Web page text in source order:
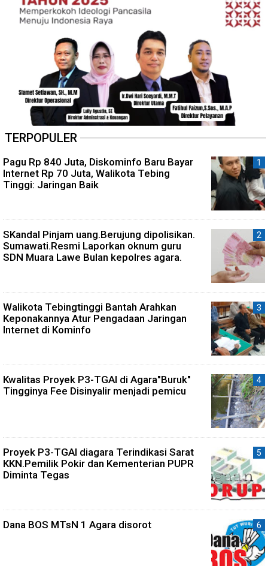
TERPOPULER
Pagu Rp 840 Juta, Diskominfo Baru Bayar
Internet Rp 70 Juta, Walikota Tebing
Tinggi: Jaringan Baik
SKandal Pinjam uang.Berujung dipolisikan.
Sumawati.Resmi Laporkan oknum guru
SDN Muara Lawe Bulan kepolres agara.
Walikota Tebingtinggi Bantah Arahkan
Keponakannya Atur Pengadaan Jaringan
Internet di Kominfo
Kwalitas Proyek P3-TGAI di Agara"Buruk"
Tingginya Fee Disinyalir menjadi pemicu
Proyek P3-TGAI diagara Terindikasi Sarat
KKN.Pemilik Pokir dan Kementerian PUPR
Diminta Tegas
Dana BOS MTsN 1 Agara disorot